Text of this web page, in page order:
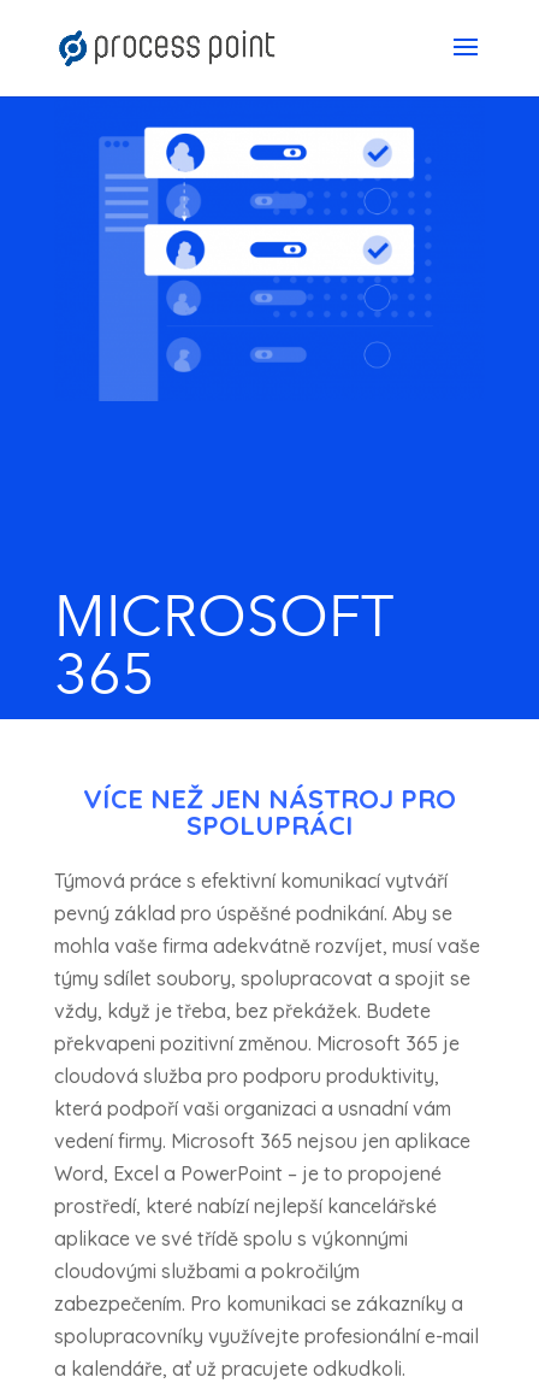
MICROSOFT
365
VÍCE NEŽ JEN NÁSTROJ PRO
SPOLUPRÁCI
Týmová práce s efektivní komunikací vytváří
pevný základ pro úspěšné podnikání. Aby se
mohla vaše firma adekvátně rozvíjet, musí vaše
týmy sdílet soubory, spolupracovat a spojit se
vždy, když je třeba, bez překážek. Budete
překvapeni pozitivní změnou. Microsoft 365 je
cloudová služba pro podporu produktivity,
která podpoří vaši organizaci a usnadní vám
vedení firmy. Microsoft 365 nejsou jen aplikace
Word, Excel a PowerPoint – je to propojené
prostředí, které nabízí nejlepší kancelářské
aplikace ve své třídě spolu s výkonnými
cloudovými službami a pokročilým
zabezpečením. Pro komunikaci se zákazníky a
spolupracovníky využívejte profesionální e-mail
a kalendáře, ať už pracujete odkudkoli.